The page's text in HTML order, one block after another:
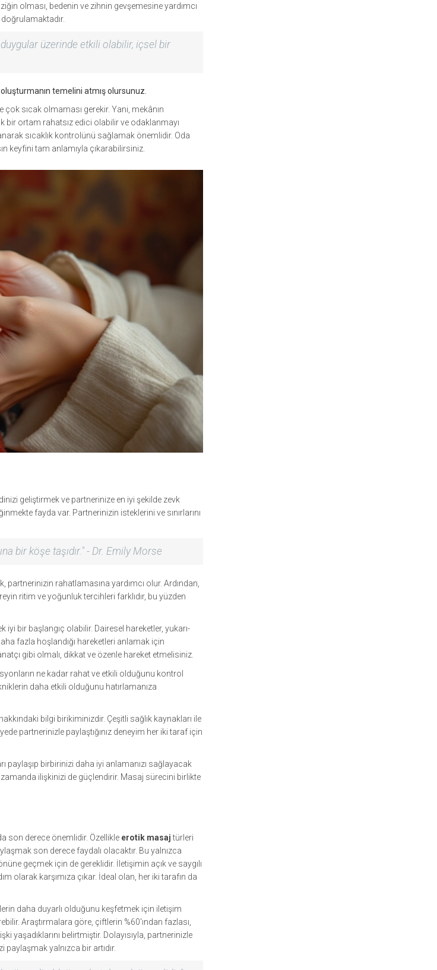
olması, bedenin ve zihnin gevşemesine yardımcı
üzerinde etkili olabilir, içsel bir
temelini atmış olursunuz.
çok sıcak olmaması gerekir. Yani, mekânın
bir ortam rahatsız edici olabilir ve odaklanmayı
sıcaklık kontrolünü sağlamak önemlidir. Oda
keyfini tam anlamıyla çıkarabilirsiniz.
geliştirmek ve partnerinize en iyi şekilde zevk
fayda var. Partnerinizin isteklerini ve sınırlarını
bir köşe taşıdır." - Dr. Emily Morse
rahatlamasına yardımcı olur. Ardından,
ritim ve yoğunluk tercihleri farklıdır, bu yüzden
bir başlangıç olabilir. Dairesel hareketler, yukarı-
fazla hoşlandığı hareketleri anlamak için
gibi olmalı, dikkat ve özenle hareket etmelisiniz.
ne kadar rahat ve etkili olduğunu kontrol
daha etkili olduğunu hatırlamanıza
bilgi birikiminizdir. Çeşitli sağlık kaynakları ile
partnerinizle paylaştığınız deneyim her iki taraf için
birbirinizi daha iyi anlamanızı sağlayacak
ilişkinizi de güçlendirir. Masaj sürecini birlikte
son derece önemlidir. Özellikle erotik masajtürleri
son derece faydalı olacaktır. Bu yalnızca
geçmek için de gereklidir. İletişimin açık ve saygılı
olarak karşımıza çıkar. İdeal olan, her iki tarafın da
daha duyarlı olduğunu keşfetmek için iletişim
Araştırmalara göre, çiftlerin %60'ından fazlası,
yaşadıklarını belirtmiştir. Dolayısıyla, partnerinizle
yalnızca bir artıdır.